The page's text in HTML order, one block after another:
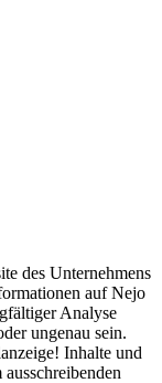
des Unternehmens
auf Nejo
Analyse
ungenau sein.
Inhalte und